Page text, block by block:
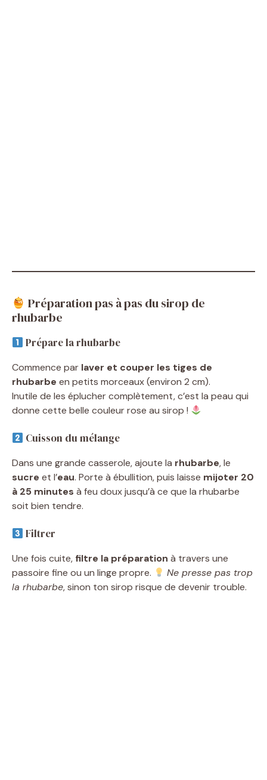
Préparation pas à pas du sirop de
rhubarbe
Prépare la rhubarbe
Commence par laver et couper les tiges de
rhubarbe en petits morceaux (environ 2 cm).
Inutile de les éplucher complètement, c’est la peau qui
donne cette belle couleur rose au sirop !
Cuisson du mélange
Dans une grande casserole, ajoute la rhubarbe, le
sucre et l’eau. Porte à ébullition, puis laisse mijoter 20
à 25 minutes à feu doux jusqu’à ce que la rhubarbe
soit bien tendre.
Filtrer
Une fois cuite, filtre la préparation à travers une
passoire fine ou un linge propre.
Ne presse pas trop
la rhubarbe, sinon ton sirop risque de devenir trouble.